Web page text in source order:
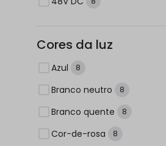
Cores da luz
Azul 8
Branco neutro 8
Branco quente 8
Cor-de-rosa 8